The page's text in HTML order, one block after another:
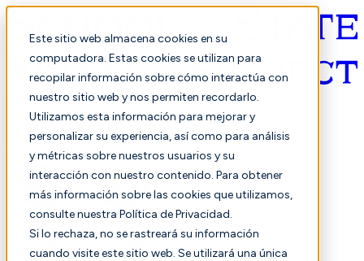
Este sitio web almacena cookies en su
computadora. Estas cookies se utilizan para
recopilar información sobre cómo interactúa con
nuestro sitio web y nos permiten recordarlo.
Utilizamos esta información para mejorar y
personalizar su experiencia, así como para análisis
y métricas sobre nuestros usuarios y su
interacción con nuestro contenido. Para obtener
más información sobre las cookies que utilizamos,
consulte nuestra Política de Privacidad.
Si lo rechaza, no se rastreará su información
cuando visite este sitio web. Se utilizará una única
Español